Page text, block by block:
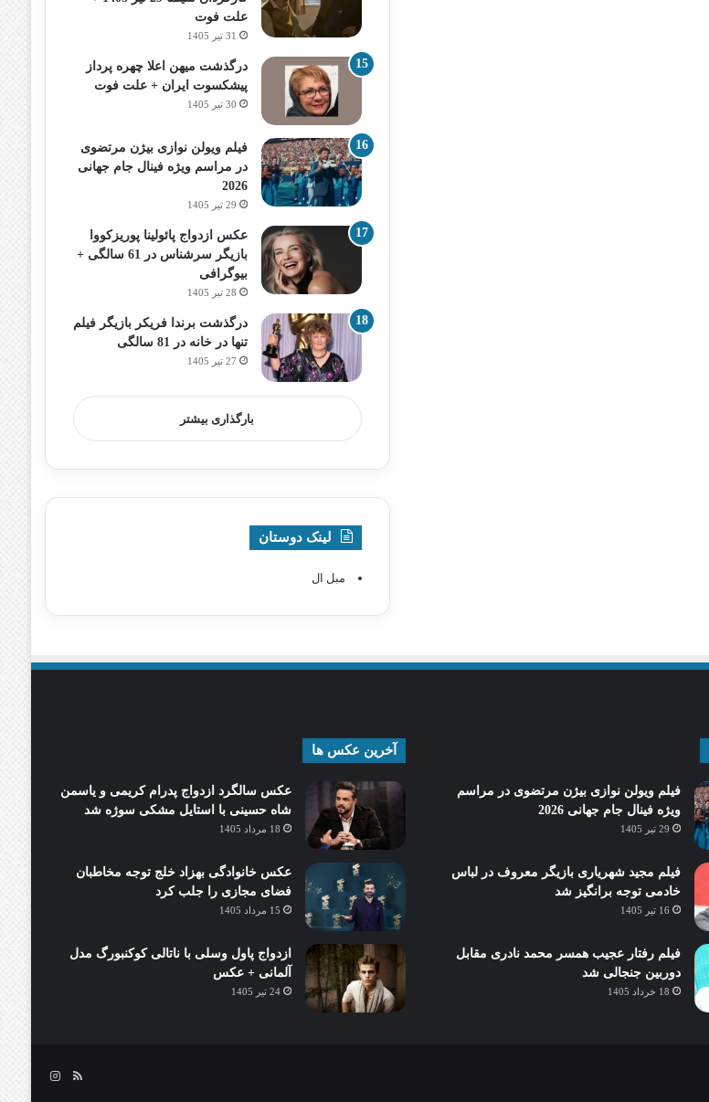
علت فوت
31 تیر 1405
درگذشت میهن اعلا چهره پرداز
پیشکسوت ایران + علت فوت
30 تیر 1405
فیلم ویولن نوازی بیژن مرتضوی
در مراسم ویژه فینال جام جهانی
2026
29 تیر 1405
عکس ازدواج پائولینا پوریزکووا
بازیگر سرشناس در 61 سالگی +
بیوگرافی
28 تیر 1405
درگذشت برندا فریکر بازیگر فیلم
تنها در خانه در 81 سالگی
27 تیر 1405
بارگذاری بیشتر
لینک دوستان
مبل ال
فیلم ویولن نوازی بیژن مرتضوی در مراسم
ویژه فینال جام جهانی 2026
29 تیر 1405
فیلم مجید شهریاری بازیگر معروف در لباس
خادمی توجه برانگیز شد
16 تیر 1405
فیلم رفتار عجیب همسر محمد نادری مقابل
دوربین جنجالی شد
18 خرداد 1405
آخرین عکس ها
عکس سالگرد ازدواج پدرام کریمی و یاسمن
شاه‌ حسینی با استایل مشکی سوژه شد
18 مرداد 1405
عکس خانوادگی بهزاد خلج توجه مخاطبان
فضای مجازی را جلب کرد
15 مرداد 1405
ازدواج پاول وسلی با ناتالی کوکنبورگ مدل
آلمانی + عکس
24 تیر 1405
خوراکاینستاگرام